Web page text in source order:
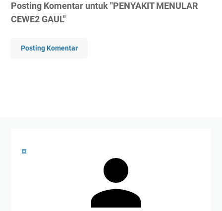
Posting Komentar untuk "PENYAKIT MENULAR
CEWE2 GAUL"
Posting Komentar